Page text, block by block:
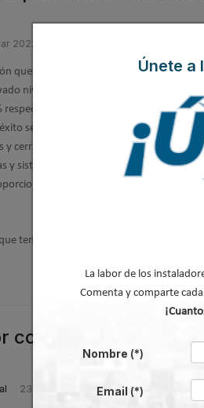
2022
que busca la máxima
nivel de confort. Este
el parque de
se basa en un uso
cerramientos de alta
y sistemas de ventilación
un aire fresco y
tener en cuenta a la hora de escoger y
conductos:
23 Mar 2026
Únete a
La labor de los
Comenta y comparte
Nombre (*)
Email (*)